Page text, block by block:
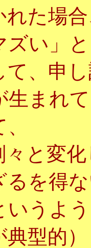
れた場
ズい」
て、申
生まれ
々と変
るを得
いうよ
型的）